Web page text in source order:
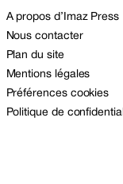
A propos d’Imaz Press
Nous contacter
Plan du site
Mentions légales
Préférences cookies
Politique de